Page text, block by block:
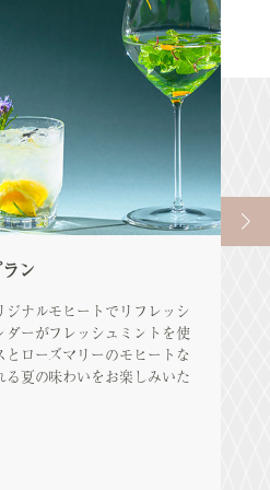
ン
ナルモヒートでリフレッシ
ダーがフレッシュミントを使
ローズマリーのモヒートな
る夏の味わいをお楽しみいた